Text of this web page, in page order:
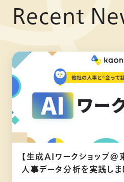
Recent
【生成AIワークショップ
人事データ分析を実践しま